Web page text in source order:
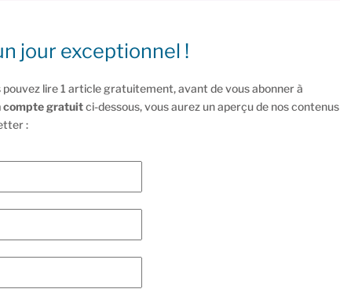
jour exceptionnel !
lire 1 article gratuitement, avant de vous abonner à
compte gratuitci-dessous, vous aurez un aperçu de nos contenus
: